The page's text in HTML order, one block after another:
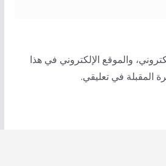
والموقع الإلكتروني في هذا
المقبلة في تعليقي.